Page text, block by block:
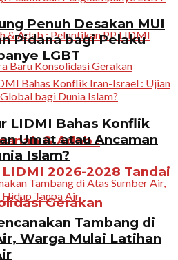
& Adab :
2026-2028 Tandai
Gerakan
Penuh Desakan MUI
Pidana bagi Pelaku
LGBT
LIDMI Bahas Konflik
Umat atau Ancaman
Islam?
Tambang di
Warga Mulai Latihan